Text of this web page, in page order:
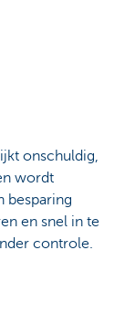
onschuldig,
wordt
besparing
en snel in te
controle.